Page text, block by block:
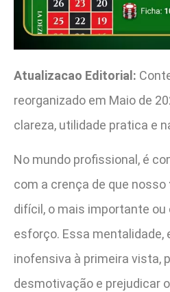
Atualizacao Editorial:
reorganizado em Maio de
clareza, utilidade pratica e
No mundo profissional, é
com a crença de que nosso
difícil, o mais importante ou
esforço. Essa mentalidade,
inofensiva à primeira vista,
desmotivação e prejudicar